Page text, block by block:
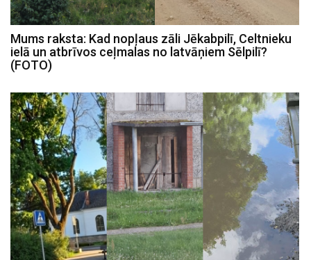
Mums raksta: Kad nopļaus zāli Jēkabpilī, Celtnieku
ielā un atbrīvos ceļmalas no latvāņiem Sēlpilī?
(FOTO)